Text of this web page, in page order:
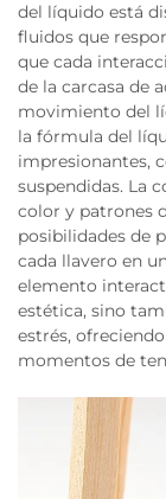
del líquido está
fluidos que
que cada
de la carcasa de
movimiento del
la fórmula del
impresionantes,
suspendidas. La
color y patrones
posibilidades de
cada llavero en
elemento
estética, sino
estrés,
momentos de